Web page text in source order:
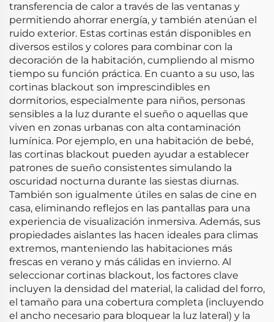
transferencia de calor a través de las ventanas y
permitiendo ahorrar energía, y también atenúan el
ruido exterior. Estas cortinas están disponibles en
diversos estilos y colores para combinar con la
decoración de la habitación, cumpliendo al mismo
tiempo su función práctica. En cuanto a su uso, las
cortinas blackout son imprescindibles en
dormitorios, especialmente para niños, personas
sensibles a la luz durante el sueño o aquellas que
viven en zonas urbanas con alta contaminación
lumínica. Por ejemplo, en una habitación de bebé,
las cortinas blackout pueden ayudar a establecer
patrones de sueño consistentes simulando la
oscuridad nocturna durante las siestas diurnas.
También son igualmente útiles en salas de cine en
casa, eliminando reflejos en las pantallas para una
experiencia de visualización inmersiva. Además, sus
propiedades aislantes las hacen ideales para climas
extremos, manteniendo las habitaciones más
frescas en verano y más cálidas en invierno. Al
seleccionar cortinas blackout, los factores clave
incluyen la densidad del material, la calidad del forro,
el tamaño para una cobertura completa (incluyendo
el ancho necesario para bloquear la luz lateral) y la